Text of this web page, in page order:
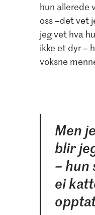
hun allerede
oss –det vet
jeg vet hva
ikke et dyr –
voksne
Men
blir
– hun
ei